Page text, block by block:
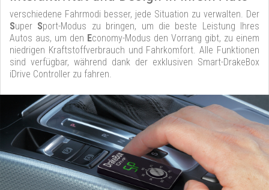
verschiedene Fahrmodi besser, jede Situation zu verwalten. Der
Super Sport-Modus zu bringen, um die beste Leistung Ihres
Autos aus, um den Economy-Modus den Vorrang gibt, zu einem
niedrigen Kraftstoffverbrauch und Fahrkomfort. Alle Funktionen
sind verfügbar, während dank der exklusiven Smart-DrakeBox
iDrive Controller zu fahren.